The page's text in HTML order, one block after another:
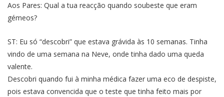
Aos Pares: Qual a tua reacção quando soubeste que eram
gémeos?
ST: Eu só “descobri” que estava grávida às 10 semanas. Tinha
vindo de uma semana na Neve, onde tinha dado uma queda
valente.
Descobri quando fui à minha médica fazer uma eco de despiste,
pois estava convencida que o teste que tinha feito mais por